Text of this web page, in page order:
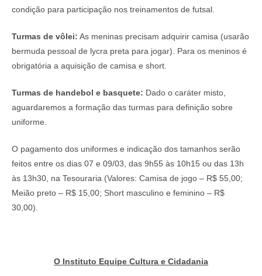
condição para participação nos treinamentos de futsal.
Turmas de vôlei: As meninas precisam adquirir camisa (usarão
bermuda pessoal de lycra preta para jogar). Para os meninos é
obrigatória a aquisição de camisa e short.
Turmas de handebol e basquete: Dado o caráter misto,
aguardaremos a formação das turmas para definição sobre
uniforme.
O pagamento dos uniformes e indicação dos tamanhos serão
feitos entre os dias 07 e 09/03, das 9h55 às 10h15 ou das 13h
às 13h30, na Tesouraria (Valores: Camisa de jogo – R$ 55,00;
Meião preto – R$ 15,00; Short masculino e feminino – R$
30,00).
O Instituto Equipe Cultura e Cidadania